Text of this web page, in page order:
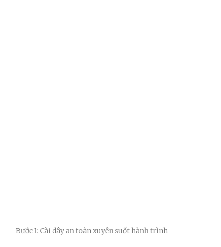
Bước 1: Cài dây an toàn xuyên suốt hành trình